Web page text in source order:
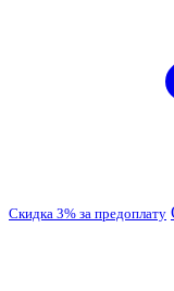
Скидка 3% за предоплату